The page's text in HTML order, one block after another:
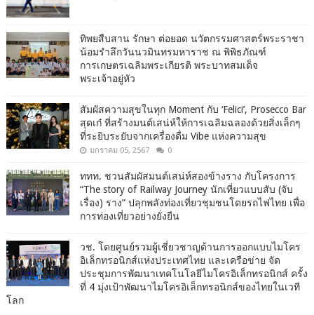
ทิพยสืบสาน รักษา ต่อยอด นวัตกรรมศาสตร์พระราชา
น้อมรำลึกวันนวมินทรมหาราช ณ พิพิธภัณฑ์
การเกษตรเฉลิมพระเกียรติ พระบาทสมเด็จ
พระเจ้าอยู่หัว
สัมผัสความสุขในทุก Moment กับ ‘Felici’, Prosecco Bar
สุดเก๋ ที่สร้างมนต์เสน่ห์ให้การเฉลิมฉลองด้วยสิ่งเล็กๆ
ที่ระยิบระยับจากเครื่องดื่ม Vibe แห่งความสุข
มกราคม 05, 2567 0
ททท. ชวนสัมผัสมนต์เสน่ห์สองข้างราง กับโครงการ
“The story of Railway Journey นักเที่ยวแบบสับ (จับ
เรื่อง) ราง” ปลุกพลังท่องเที่ยวชุมชนโดยรถไฟไทย เพื่อ
การท่องเที่ยวอย่างยั่งยืน
วช. โดยศูนย์รวมผู้เชี่ยวชาญด้านการออกแบบไมโคร
อิเล็กทรอนิกส์แห่งประเทศไทย และเครือข่าย จัด
ประชุมการพัฒนาเทคโนโลยีไมโครอิเล็กทรอนิกส์ ครั้ง
ที่ 4 มุ่งเป้าพัฒนาไมโครอิเล็กทรอนิกส์ของไทยในเวที
โลก